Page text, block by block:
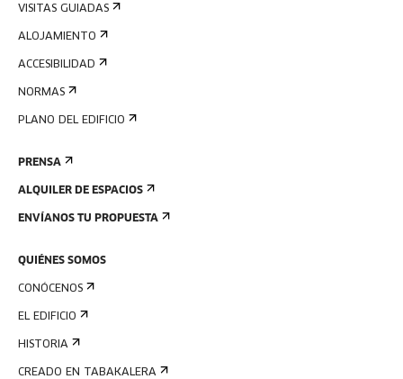
VISITAS GUIADAS
ALOJAMIENTO
ACCESIBILIDAD
NORMAS
PLANO DEL EDIFICIO
PRENSA
ALQUILER DE ESPACIOS
ENVÍANOS TU PROPUESTA
QUIÉNES SOMOS
CONÓCENOS
EL EDIFICIO
HISTORIA
CREADO EN TABAKALERA